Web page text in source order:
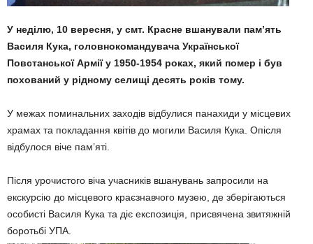
У неділю, 10 вересня, у смт. Красне вшанували пам’ять
Василя Кука, головнокомандувача Української
Повстанської Армії у 1950-1954 роках, який помер і був
похований у рідному селищі десять років тому.
У межах поминальних заходів відбулися панахиди у місцевих
храмах та покладання квітів до могили Василя Кука. Опісля
відбулося віче пам’яті.
Після урочистого віча учасників вшанувань запросили на
екскурсію до місцевого краєзнавчого музею, де зберігаються
особисті Василя Кука та діє експозиція, присвячена звитяжній
боротьбі УПА.